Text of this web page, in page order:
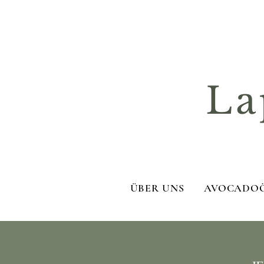
ÜBER UNS